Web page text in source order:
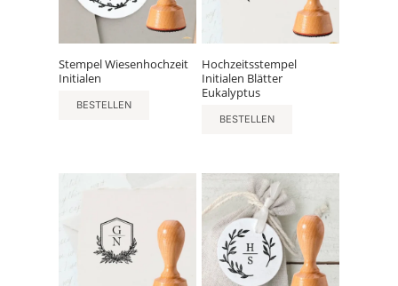
Stempel Wiesenhochzeit
Initialen
BESTELLEN
Hochzeitsstempel
Initialen Blätter
Eukalyptus
BESTELLEN